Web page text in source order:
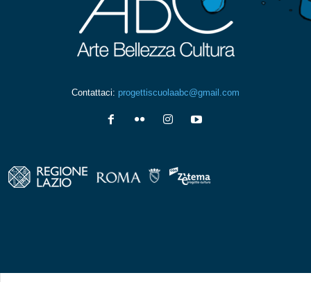
Contattaci: progettiscuolaabc@gmail.com